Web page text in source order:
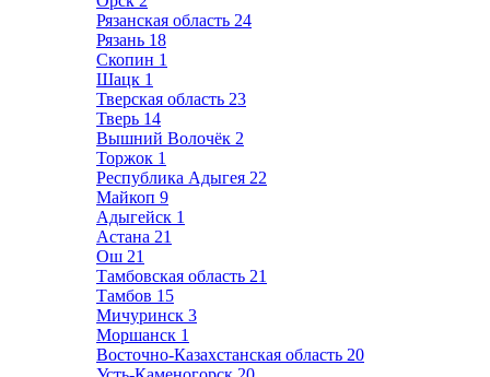
Рязанская область 24
Рязань 18
Скопин 1
Шацк 1
Тверская область 23
Тверь 14
Вышний Волочёк 2
Торжок 1
Республика Адыгея 22
Майкоп 9
Адыгейск 1
Астана 21
Ош 21
Тамбовская область 21
Тамбов 15
Мичуринск 3
Моршанск 1
Восточно-Казахстанская область 20